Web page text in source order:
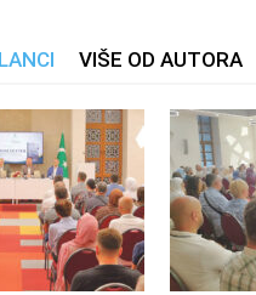
VIŠE OD AUTORA